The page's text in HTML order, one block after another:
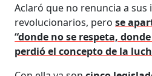
Aclaró que no renuncia a sus
revolucionarios, perose
“donde no se respeta,
perdió el concepto de la